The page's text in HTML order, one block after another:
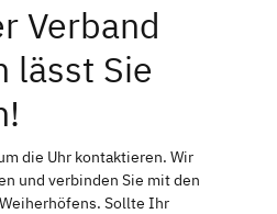
Verband
lässt Sie
die Uhr kontaktieren. Wir
und verbinden Sie mit den
Sollte Ihr